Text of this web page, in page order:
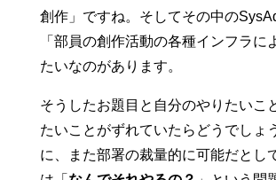
創作」ですね。そしてその中の
「部員の創作活動の各種インフラに
たいなのがあります。
そうしたお題目と自分のやりたいこ
たいことがずれていたらどうでしょ
に、また部署の裁量的に可能だとし